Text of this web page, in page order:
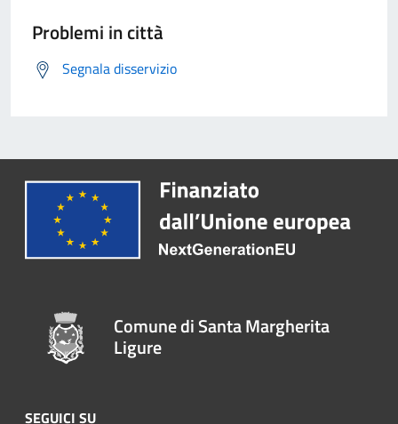
Problemi in città
Segnala disservizio
Comune di Santa Margherita
Ligure
SEGUICI SU